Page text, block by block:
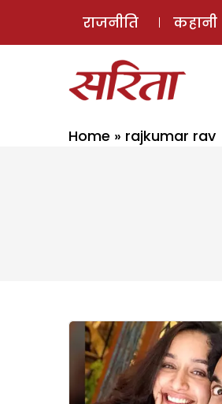
राजनीति कहानी
Home » rajkumar rav